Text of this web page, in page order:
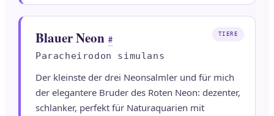
Blauer Neon #
Paracheirodon simulans
Der kleinste der drei Neonsalmler und für mich
der elegantere Bruder des Roten Neon: dezenter,
schlanker, perfekt für Naturaquarien mit
TIERE